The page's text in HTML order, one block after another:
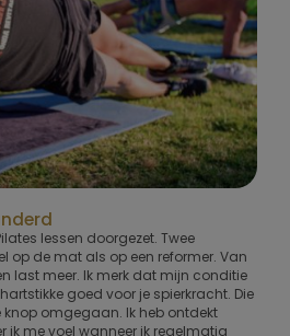
lessen doorgezet. Twee
op de mat als op een reformer. Van
last meer. Ik merk dat mijn conditie
goed voor je spierkracht. Die
omgegaan. Ik heb ontdekt
ik me voel wanneer ik regelmatig